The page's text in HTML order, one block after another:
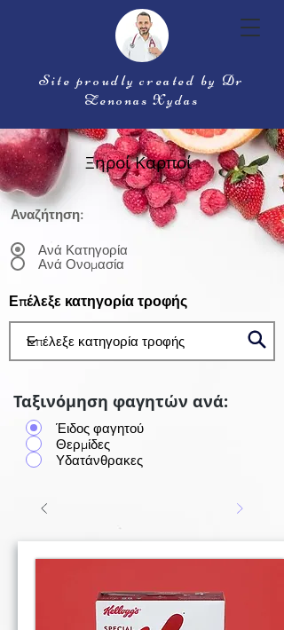
Site proudly created by Dr
Zenonas Xydas
Ξηροί Καρποί
Αναζήτηση:
Ανά Κατηγορία
Ανά Ονομασία
Επέλεξε κατηγορία τροφής
Ταξινόμηση φαγητών ανά:
Έιδος φαγητού
Θερμίδες
Υδατάνθρακες